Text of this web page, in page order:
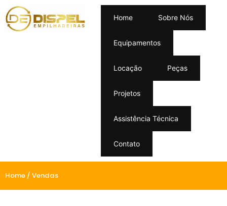
Home Sobre Nós
Equipamentos
Locação Peças
Projetos
Assistência Técnica
Contato
Home / Vendas